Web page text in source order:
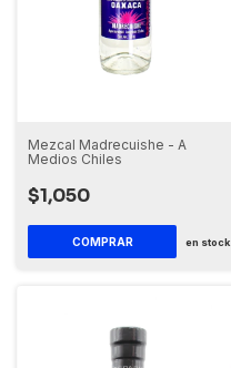
Mezcal Madrecuishe - A
Medios Chiles
$1,050
en stock